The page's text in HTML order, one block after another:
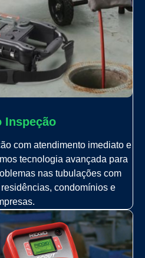
Inspeção
com atendimento imediato e
tecnologia avançada para
nas tubulações com
condomínios e